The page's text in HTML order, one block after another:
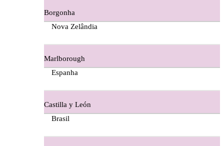
Figueira Coriga - Alentejo
Guerreiro Vinhos - Bairrada
Herdade da Lisboa Alentejo
Borgonha
Nova Zelândia
Marlborough
Espanha
Castilla y León
Brasil